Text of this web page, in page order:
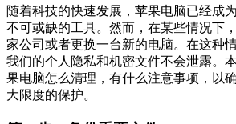
随着科技的快速发展，苹果电脑已经成
不可或缺的工具。然而，在某些情况下
家公司或者更换一台新的电脑。在这种
我们的个人隐私和机密文件不会泄露。
果电脑怎么清理，有什么注意事项，以
大限度的保护。